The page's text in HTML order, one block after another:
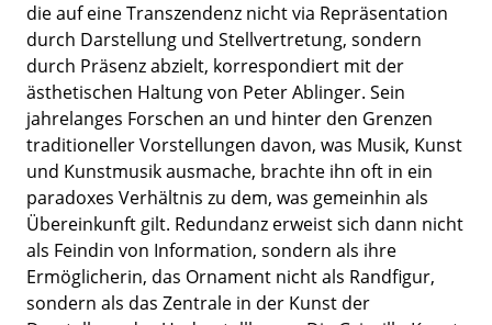
die auf eine Transzendenz nicht via Repräsentation
durch Darstellung und Stellvertretung, sondern
durch Präsenz abzielt, korrespondiert mit der
ästhetischen Haltung von Peter Ablinger. Sein
jahrelanges Forschen an und hinter den Grenzen
traditioneller Vorstellungen davon, was Musik, Kunst
und Kunstmusik ausmache, brachte ihn oft in ein
paradoxes Verhältnis zu dem, was gemeinhin als
Übereinkunft gilt. Redundanz erweist sich dann nicht
als Feindin von Information, sondern als ihre
Ermöglicherin, das Ornament nicht als Randfigur,
sondern als das Zentrale in der Kunst der